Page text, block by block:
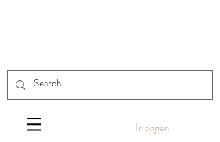
Inloggen